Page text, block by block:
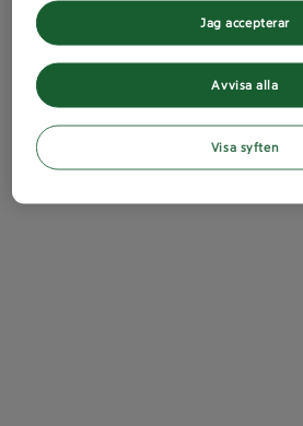
Avvisa alla
Jag accepterar
Visa syften